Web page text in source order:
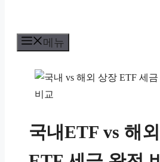
메뉴
국내ETF vs 해외